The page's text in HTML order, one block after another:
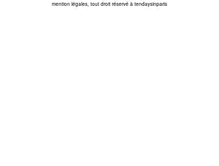
mention légales, tout droit réservé à tendaysinparis